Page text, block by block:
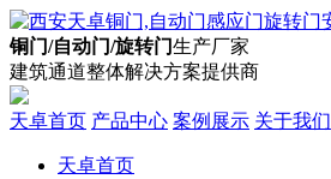
铜门/自动门/旋转门生产厂家
建筑通道整体解决方案提供商
天卓首页 产品中心 案例展示 关于我们
天卓首页